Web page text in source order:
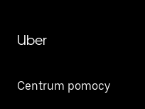
Uber
Centrum pomocy